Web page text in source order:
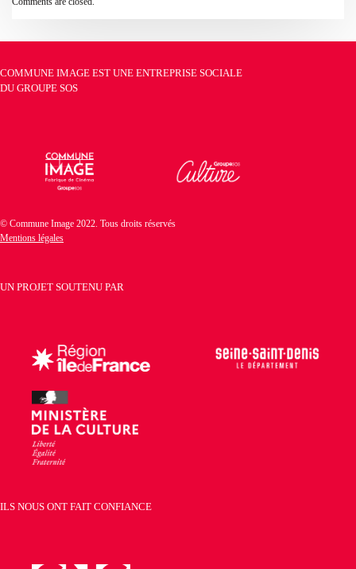
COMMUNE IMAGE EST UNE ENTREPRISE SOCIALE
DU GROUPE SOS
© Commune Image 2022. Tous droits réservés
Mentions légales
UN PROJET SOUTENU PAR
ILS NOUS ONT FAIT CONFIANCE